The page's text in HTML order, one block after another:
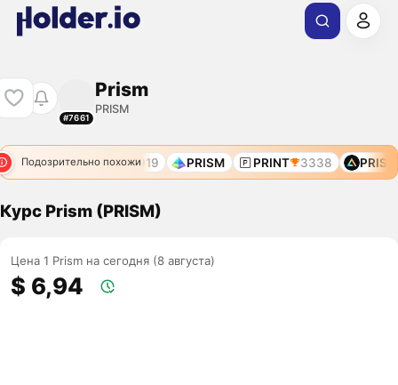
#7661
Prism
PRISM
Подозрительно похожи
8996 $PRIME 10919 PRISM PRINT 3338 PRISM
Курс Prism (PRISM)
Цена 1 Prism на сегодня (8 августа)
$ 6,94